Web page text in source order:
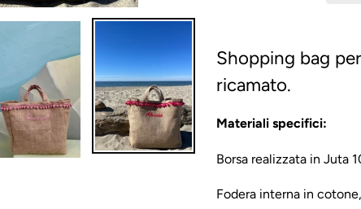
del
prodotto
nel
Shopping bag
ricamato.
Materiali specifici:
Borsa realizzata in Juta
Fodera interna in